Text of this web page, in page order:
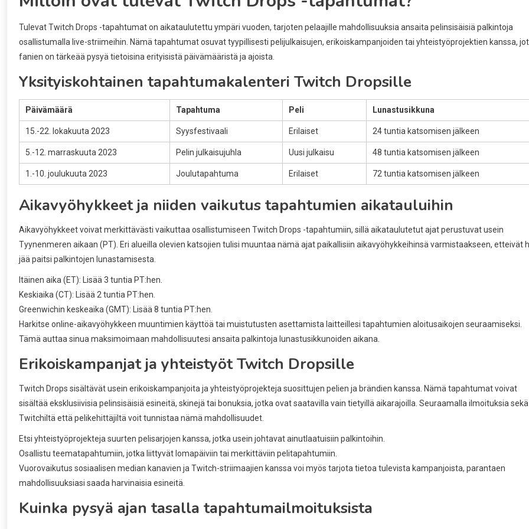
Tulevat Twitch Drops -tapahtumat on aikataulutettu ympäri vuoden, tarjoten pelaajille mahdollisuuksia ansaita pelinsisäisiä palkintoja
osallistumalla live-striimeihin. Nämä tapahtumat osuvat tyypillisesti pelijulkaisujen, erikoiskampanjoiden tai yhteistyöprojektien kanssa,
fanien on tärkeää pysyä tietoisina erityisistä päivämääristä ja ajoista.
Yksityiskohtainen tapahtumakalenteri Twitch Dropsille
Päivämäärä Tapahtuma Peli Lunastusikkuna
15.-22. lokakuuta 2023 Syysfestivaali Erilaiset 24 tuntia katsomisen jälkeen
5.-12. marraskuuta 2023 Pelin julkaisujuhla Uusi julkaisu 48 tuntia katsomisen jälkeen
1.-10. joulukuuta 2023 Joulutapahtuma Erilaiset 72 tuntia katsomisen jälkeen
Aikavyöhykkeet ja niiden vaikutus tapahtumien aikatauluihin
Aikavyöhykkeet voivat merkittävästi vaikuttaa osallistumiseen Twitch Drops -tapahtumiin, sillä aikataulutetut ajat perustuvat usein
Tyynenmeren aikaan (PT). Eri alueilla olevien katsojien tulisi muuntaa nämä ajat paikallisiin aikavyöhykkeihinsä varmistaakseen, etteivät
jää paitsi palkintojen lunastamisesta.
Itäinen aika (ET): Lisää 3 tuntia PT:hen.
Keskiaika (CT): Lisää 2 tuntia PT:hen.
Greenwichin keskeaika (GMT): Lisää 8 tuntia PT:hen.
Harkitse online-aikavyöhykkeen muuntimien käyttöä tai muistutusten asettamista laitteillesi tapahtumien aloitusaikojen seuraamiseksi.
Tämä auttaa sinua maksimoimaan mahdollisuutesi ansaita palkintoja lunastusikkunoiden aikana.
Erikoiskampanjat ja yhteistyöt Twitch Dropsille
Twitch Drops sisältävät usein erikoiskampanjoita ja yhteistyöprojekteja suosittujen pelien ja brändien kanssa. Nämä tapahtumat voivat
sisältää eksklusiivisia pelinsisäisiä esineitä, skinejä tai bonuksia, jotka ovat saatavilla vain tietyillä aikarajoilla. Seuraamalla ilmoituksia sekä
Twitchiltä että pelikehittäjiltä voit tunnistaa nämä mahdollisuudet.
Etsi yhteistyöprojekteja suurten pelisarjojen kanssa, jotka usein johtavat ainutlaatuisiin palkintoihin.
Osallistu teematapahtumiin, jotka liittyvät lomapäiviin tai merkittäviin pelitapahtumiin.
Vuorovaikutus sosiaalisen median kanavien ja Twitch-striimaajien kanssa voi myös tarjota tietoa tulevista kampanjoista, parantaen
mahdollisuuksiasi saada harvinaisia esineitä.
Kuinka pysyä ajan tasalla tapahtumailmoituksista